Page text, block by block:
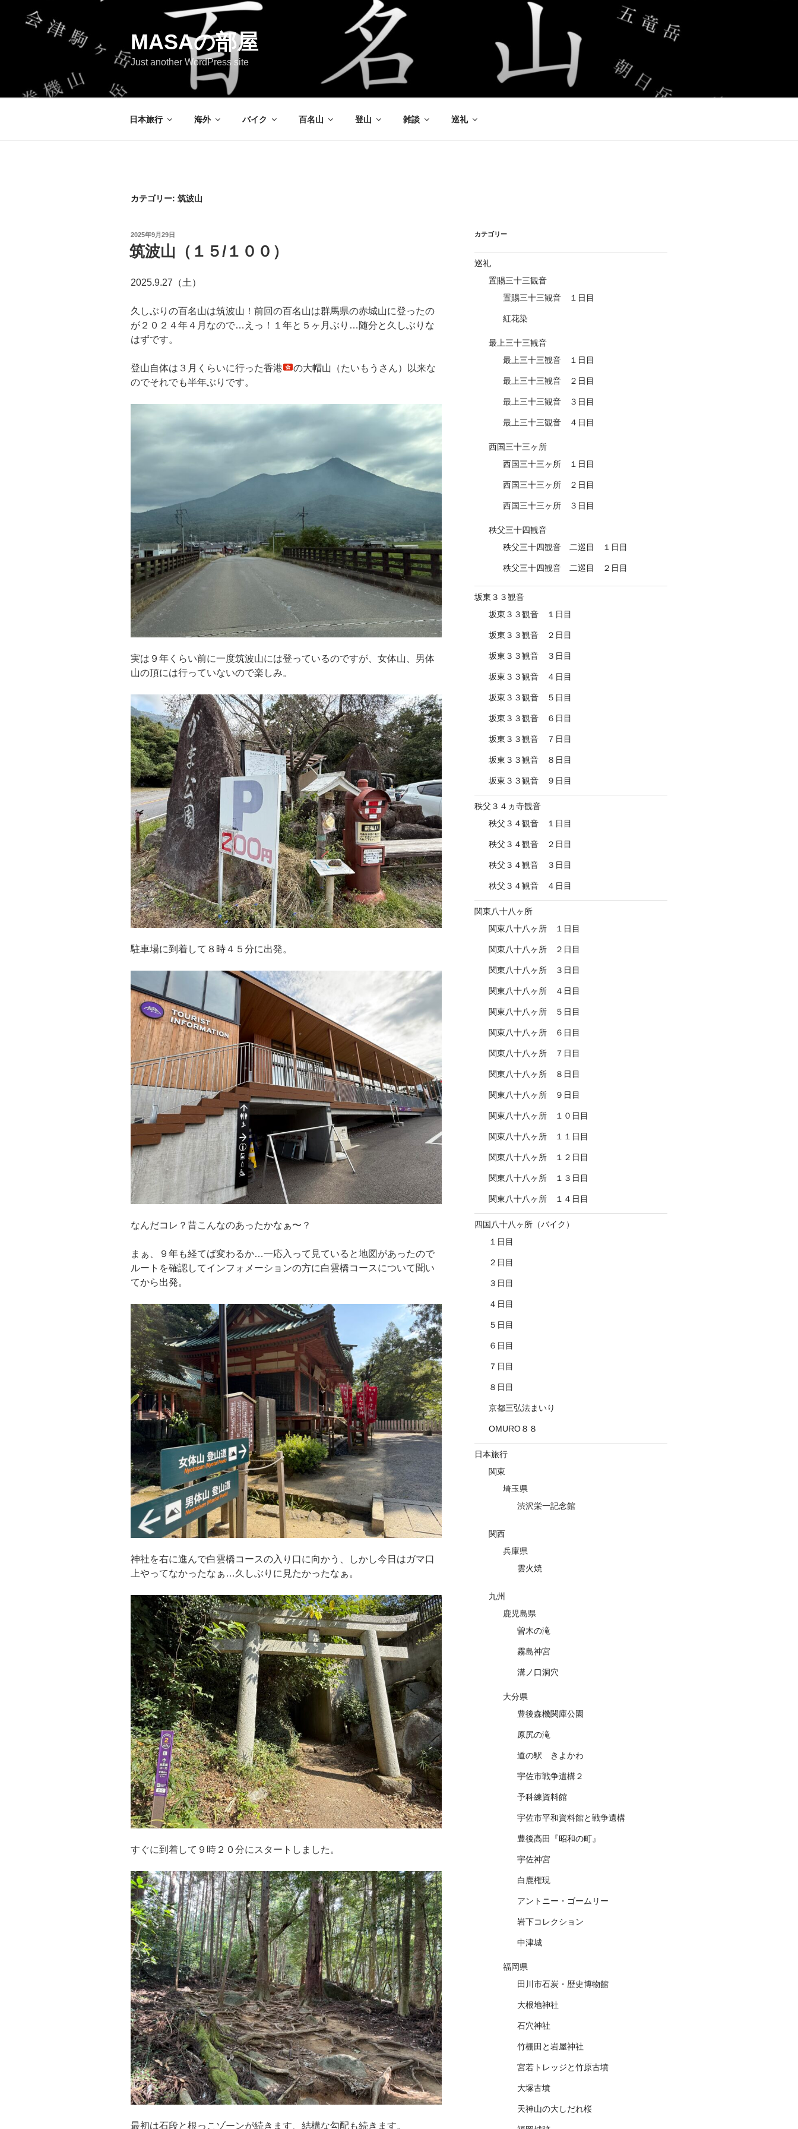
MASAの部屋
Just another WordPress site
日本旅行 海外 バイク 百名山 登山 雑談 巡礼
カテゴリー: 筑波山
投
稿
日:
2025年9月29日
筑波山（１５/１００）
2025.9.27（土）
久しぶりの百名山は筑波山！前回の百名山は群馬県の赤城山に登ったの
が２０２４年４月なので…えっ！１年と５ヶ月ぶり…随分と久しぶりな
はずです。
登山自体は３月くらいに行った香港
の大帽山（たいもうさん）以来な
のでそれでも半年ぶりです。
実は９年くらい前に一度筑波山には登っているのですが、女体山、男体
山の頂には行っていないので楽しみ。
駐車場に到着して８時４５分に出発。
なんだコレ？昔こんなのあったかなぁ〜？
まぁ、９年も経てば変わるか…一応入って見ていると地図があったので
ルートを確認してインフォメーションの方に白雲橋コースについて聞い
てから出発。
神社を右に進んで白雲橋コースの入り口に向かう、しかし今日はガマ口
上やってなかったなぁ…久しぶりに見たかったなぁ。
すぐに到着して９時２０分にスタートしました。
最初は石段と根っこゾーンが続きます、結構な勾配も続きます。
カテゴリー
巡礼
置賜三十三観音
置賜三十三観音 １日目
紅花染
最上三十三観音
最上三十三観音 １日目
最上三十三観音 ２日目
最上三十三観音 ３日目
最上三十三観音 ４日目
西国三十三ヶ所
西国三十三ヶ所 １日目
西国三十三ヶ所 ２日目
西国三十三ヶ所 ３日目
秩父三十四観音
秩父三十四観音 二巡目 １日目
秩父三十四観音 二巡目 ２日目
坂東３３観音
坂東３３観音 １日目
坂東３３観音 ２日目
坂東３３観音 ３日目
坂東３３観音 ４日目
坂東３３観音 ５日目
坂東３３観音 ６日目
坂東３３観音 ７日目
坂東３３観音 ８日目
坂東３３観音 ９日目
秩父３４ヵ寺観音
秩父３４観音 １日目
秩父３４観音 ２日目
秩父３４観音 ３日目
秩父３４観音 ４日目
関東八十八ヶ所
関東八十八ヶ所 １日目
関東八十八ヶ所 ２日目
関東八十八ヶ所 ３日目
関東八十八ヶ所 ４日目
関東八十八ヶ所 ５日目
関東八十八ヶ所 ６日目
関東八十八ヶ所 ７日目
関東八十八ヶ所 ８日目
関東八十八ヶ所 ９日目
関東八十八ヶ所 １０日目
関東八十八ヶ所 １１日目
関東八十八ヶ所 １２日目
関東八十八ヶ所 １３日目
関東八十八ヶ所 １４日目
四国八十八ヶ所（バイク）
１日目
２日目
３日目
４日目
５日目
６日目
７日目
８日目
京都三弘法まいり
OMURO８８
日本旅行
関東
埼玉県
渋沢栄一記念館
関西
兵庫県
雲火焼
九州
鹿児島県
曽木の滝
霧島神宮
溝ノ口洞穴
大分県
豊後森機関庫公園
原尻の滝
道の駅 きよかわ
宇佐市戦争遺構２
予科練資料館
宇佐市平和資料館と戦争遺構
豊後高田『昭和の町』
宇佐神宮
白鹿権現
アントニー・ゴームリー
岩下コレクション
中津城
福岡県
田川市石炭・歴史博物館
大根地神社
石穴神社
竹棚田と岩屋神社
宮若トレッジと竹原古墳
大塚古墳
天神山の大しだれ桜